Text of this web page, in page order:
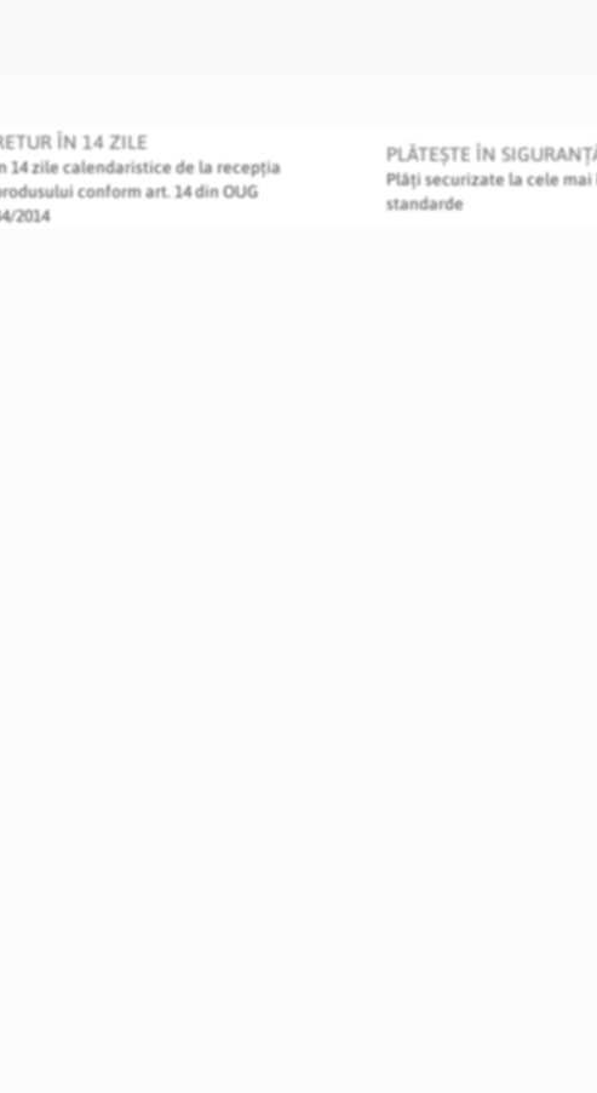
ÎN 14 ZILE
14 zile calendaristice de la recepția
conform art. 14 din OUG
2014
PLĂTEȘTE ÎN
Plăți securizate la cele
standarde